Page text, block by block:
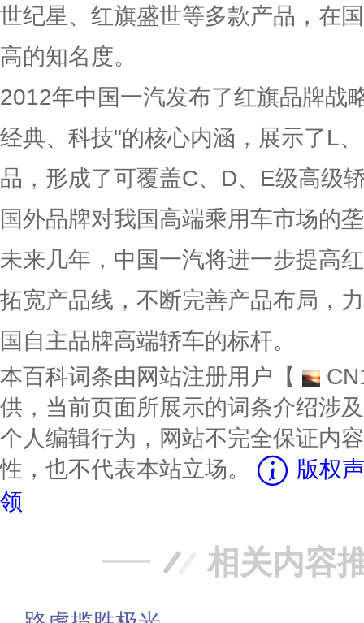
世纪星、红旗盛世等多款产品，在
高的知名度。
2012年中国一汽发布了红旗品牌战
经典、科技"的核心内涵，展示了L
品，形成了可覆盖C、D、E级高级
国外品牌对我国高端乘用车市场的
未来几年，中国一汽将进一步提高
拓宽产品线，不断完善产品布局，
国自主品牌高端轿车的标杆。
本百科词条由网站注册用户【
供，当前页面所展示的词条介绍涉
个人编辑行为，网站不完全保证内
性，也不代表本站立场。
版权
领
相关内容